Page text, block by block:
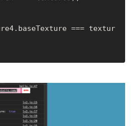
=== textur